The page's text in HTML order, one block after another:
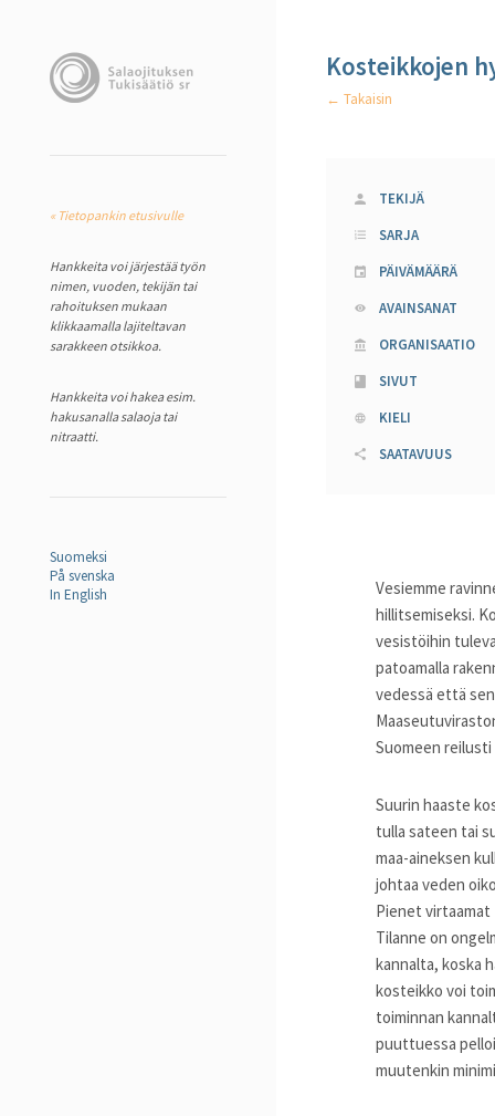
« Tietopankin etusivulle
Hankkeita voi järjestää työn
nimen, vuoden, tekijän tai
rahoituksen mukaan
klikkaamalla lajiteltavan
sarakkeen otsikkoa.
Hankkeita voi hakea esim.
hakusanalla salaoja tai
nitraatti.
Suomeksi
På svenska
In English
Kosteikkojen
← Takaisin
TEKIJÄ
SARJA
PÄIVÄMÄÄRÄ
AVAINSANAT
ORGANISAATIO
SIVUT
KIELI
SAATAVUUS
Vesiemme
hillitsemiseksi.
vesistöihin
patoamalla
vedessä että
Suomeen
Suurin haaste
tulla sateen tai
maa-aineksen
johtaa veden
Pienet
Tilanne on
kannalta, koska
kosteikko voi
toiminnan
puuttuessa
muutenkin